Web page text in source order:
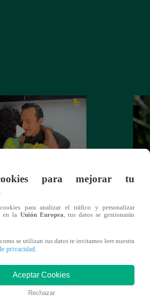
“Yo Soy, de la tele al
visita a las
de la imitación,
le dijeron?
te puede
para mejorar tu
para analizar el tráfico y personalizar
en la Unión Europea , tus datos se gestionarán
se utilizan tus datos te invitamos leer nuestra
privacidad
Aceptar Cookies
Rechazar